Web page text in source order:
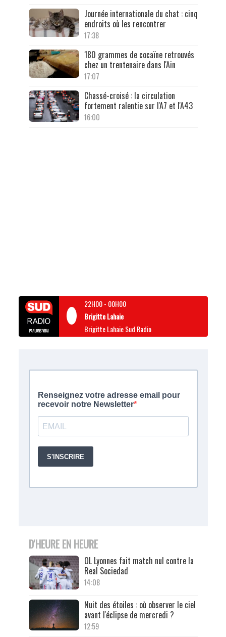
Journée internationale du chat : cinq
endroits où les rencontrer
17:38
180 grammes de cocaïne retrouvés
chez un trentenaire dans l'Ain
17:07
Chassé-croisé : la circulation
fortement ralentie sur l'A7 et l'A43
16:00
22H00- 00H00
Brigitte Lahaie
Brigitte Lahaie Sud Radio
D'HEURE EN HEURE
OL Lyonnes fait match nul contre la
Real Sociedad
14:08
Nuit des étoiles : où observer le ciel
avant l'éclipse de mercredi ?
12:59